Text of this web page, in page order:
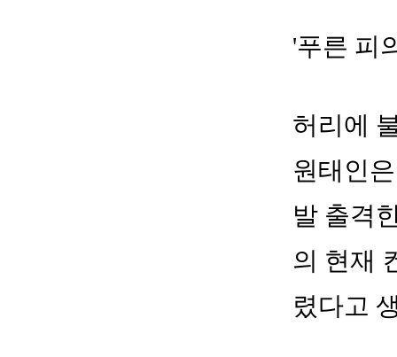
'푸른 피
허리에
원태인
발 출격
의 현재
렸다고